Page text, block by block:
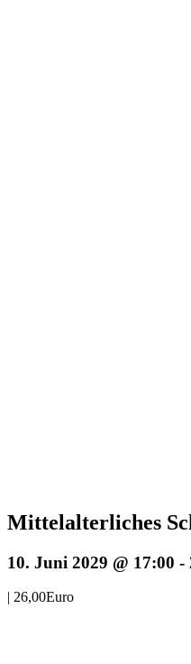
Mittelalterliches
10. Juni 2029 @ 17:00 -
| 26,00Euro